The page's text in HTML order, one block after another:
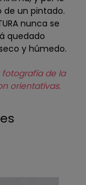
de un pintado.
nunca se
quedado
y húmedo.
de la
orientatívas.